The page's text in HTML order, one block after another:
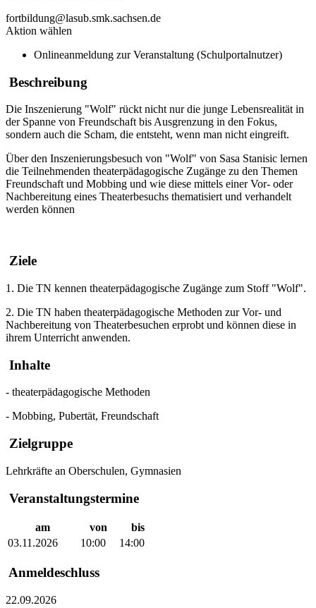
fortbildung@lasub.smk.sachsen.de
Aktion wählen
Onlineanmeldung zur Veranstaltung (Schulportalnutzer)
Beschreibung
Die Inszenierung "Wolf" rückt nicht nur die junge Lebensrealität in
der Spanne von Freundschaft bis Ausgrenzung in den Fokus,
sondern auch die Scham, die entsteht, wenn man nicht eingreift.
Über den Inszenierungsbesuch von "Wolf" von Sasa Stanisic lernen
die Teilnehmenden theaterpädagogische Zugänge zu den Themen
Freundschaft und Mobbing und wie diese mittels einer Vor- oder
Nachbereitung eines Theaterbesuchs thematisiert und verhandelt
werden können
Ziele
1. Die TN kennen theaterpädagogische Zugänge zum Stoff "Wolf".
2. Die TN haben theaterpädagogische Methoden zur Vor- und
Nachbereitung von Theaterbesuchen erprobt und können diese in
ihrem Unterricht anwenden.
Inhalte
- theaterpädagogische Methoden
- Mobbing, Pubertät, Freundschaft
Zielgruppe
Lehrkräfte an Oberschulen, Gymnasien
Veranstaltungstermine
am von
bis
03.11.2026
10:00 14:00
Anmeldeschluss
22.09.2026